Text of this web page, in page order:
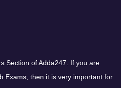
Section of Adda247. If you are
Exams, then it is very important for